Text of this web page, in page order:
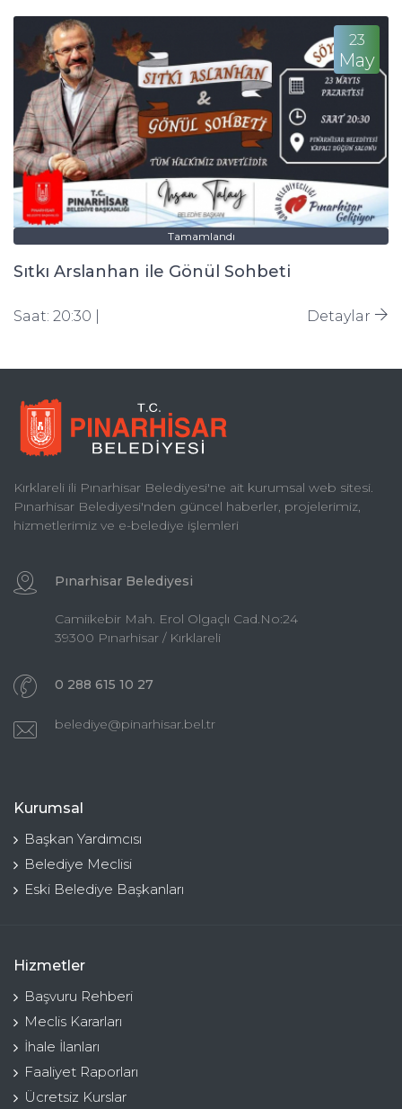
Tamamlandı
23
May
Sıtkı Arslanhan ile Gönül Sohbeti
Saat: 20:30 | Detaylar
Kırklareli ili Pınarhisar Belediyesi'ne ait kurumsal web sitesi.
Pınarhisar Belediyesi'nden güncel haberler, projelerimiz,
hizmetlerimiz ve e-belediye işlemleri
Pınarhisar Belediyesi
Camiikebir Mah. Erol Olgaçlı Cad.No:24
39300 Pınarhisar / Kırklareli
0 288 615 10 27
belediye@pinarhisar.bel.tr
Kurumsal
Başkan Yardımcısı
Belediye Meclisi
Eski Belediye Başkanları
Hizmetler
Başvuru Rehberi
Meclis Kararları
İhale İlanları
Faaliyet Raporları
Ücretsiz Kurslar